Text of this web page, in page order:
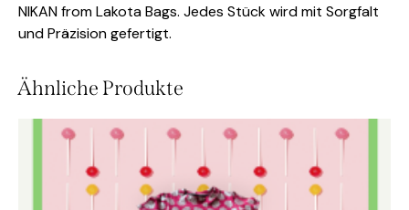
NIKAN from Lakota Bags. Jedes Stück wird mit Sorgfalt
und Präzision gefertigt.
Ähnliche Produkte